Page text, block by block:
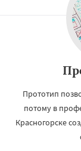
Прототип
потому в
Красногорске